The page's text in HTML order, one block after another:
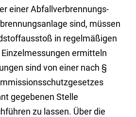
einer Abfallverbrennungs-
sind, müssen
in regelmäßigen
ermitteln
sind von einer nach §
gegebenen Stelle
zu lassen. Über die